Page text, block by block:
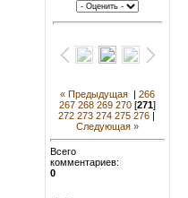
« Предыдущая | 266
267 268 269 270 [271]
272 273 274 275 276|
Следующая »
Всего
комментариев:
0